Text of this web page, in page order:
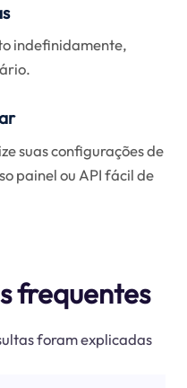
indefinidamente,
suas configurações de
painel ou API fácil de
frequentes
foram explicadas